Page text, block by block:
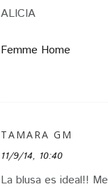
ALICIA
Femme Home
TAMARA GM
11/9/14, 10:40
La blusa es ideal!!